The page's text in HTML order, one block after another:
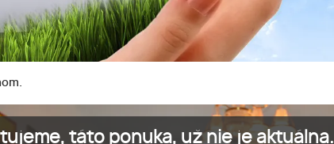
táto ponuka, už nie je aktuálna.